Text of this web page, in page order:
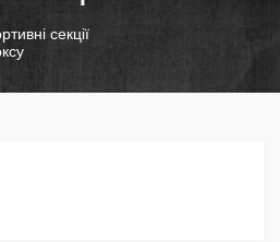
секції